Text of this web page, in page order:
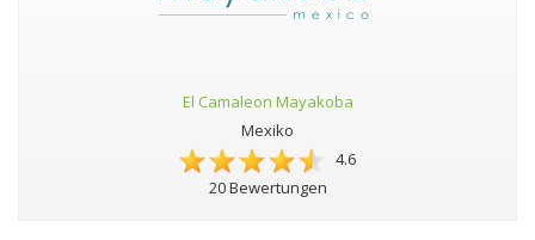
El Camaleon Mayakoba
Mexiko
4.6
20 Bewertungen